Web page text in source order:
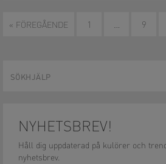
« FÖREGÅENDE 1 … 9
NYHETSBREV!
Håll dig uppdaterad på kulörer och
nyhetsbrev.